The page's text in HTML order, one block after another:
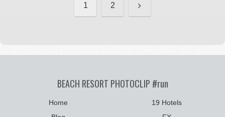
1 2 次
BEACH RESORT PHOTOCLIP #run
Home
19 Hotels